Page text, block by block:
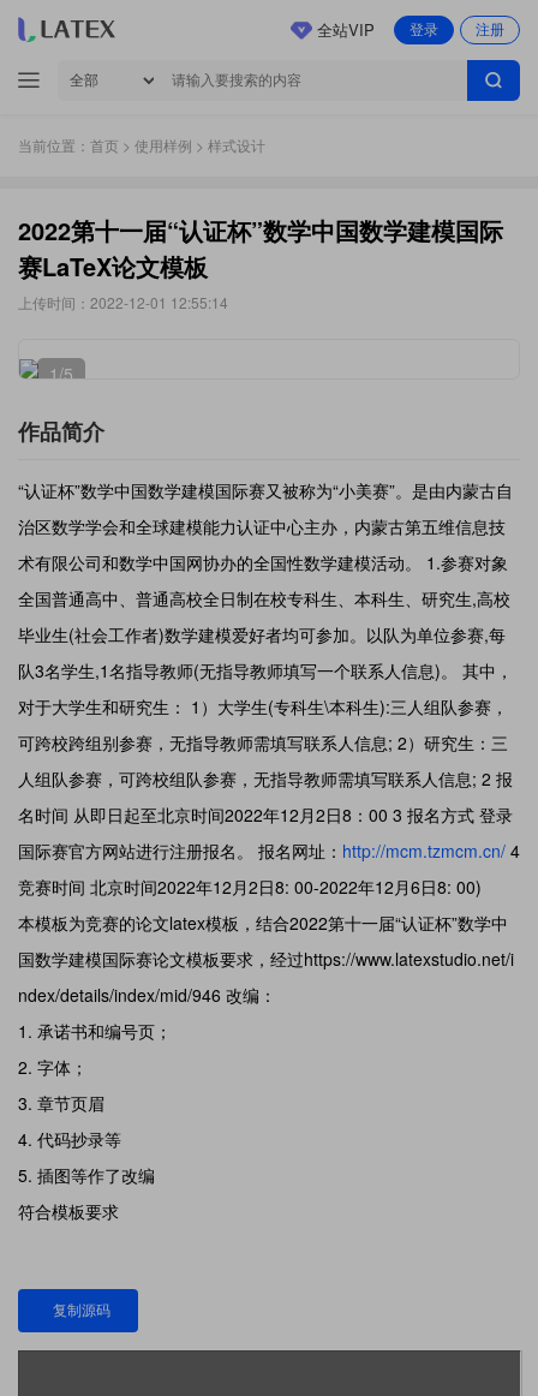
登录 注册
全站VIP
当前位置： 首页 > 使用样例 > 样式设计
2022第十一届“认证杯”数学中国数学建模国际
赛LaTeX论文模板
上传时间：2022-12-01 12:55:14
1/5
作品简介
“认证杯”数学中国数学建模国际赛又被称为“小美赛”。是由内蒙古自
治区数学学会和全球建模能力认证中心主办，内蒙古第五维信息技
术有限公司和数学中国网协办的全国性数学建模活动。 1.参赛对象
全国普通高中、普通高校全日制在校专科生、本科生、研究生,高校
毕业生(社会工作者)数学建模爱好者均可参加。以队为单位参赛,每
队3名学生,1名指导教师(无指导教师填写一个联系人信息)。 其中，
对于大学生和研究生： 1）大学生(专科生\本科生):三人组队参赛，
可跨校跨组别参赛，无指导教师需填写联系人信息; 2）研究生：三
人组队参赛，可跨校组队参赛，无指导教师需填写联系人信息; 2 报
名时间 从即日起至北京时间2022年12月2日8：00 3 报名方式 登录
国际赛官方网站进行注册报名。 报名网址： http://mcm.tzmcm.cn/ 4
竞赛时间 北京时间2022年12月2日8: 00-2022年12月6日8: 00)
本模板为竞赛的论文latex模板，结合2022第十一届“认证杯”数学中
国数学建模国际赛论文模板要求，经过https://www.latexstudio.net/i
ndex/details/index/mid/946 改编：
承诺书和编号页；
字体；
章节页眉
代码抄录等
插图等作了改编
符合模板要求
复制源码